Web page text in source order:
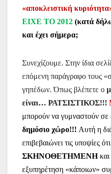
«αποκλειστική
ΕΙΧΕ ΤΟ 2012 (κατά
και έχει σήμερα;
Συνεχίζουμε. Στην ίδια
επόμενη παράγραφο τους
γηπέδων. Όπως βλέπετε ο
είναι… ΡΑΤΣΙΣΤΙΚΟΣ!!!
μπορούν να γυμναστούν σε
δημόσιο χώρο!!! Αυτή η
επιβεβαιώνει τις υποψίες
ΣΚΗΝΟΘΕΤΗΜΕΝΗ
εξυπηρέτηση «κάποιων»